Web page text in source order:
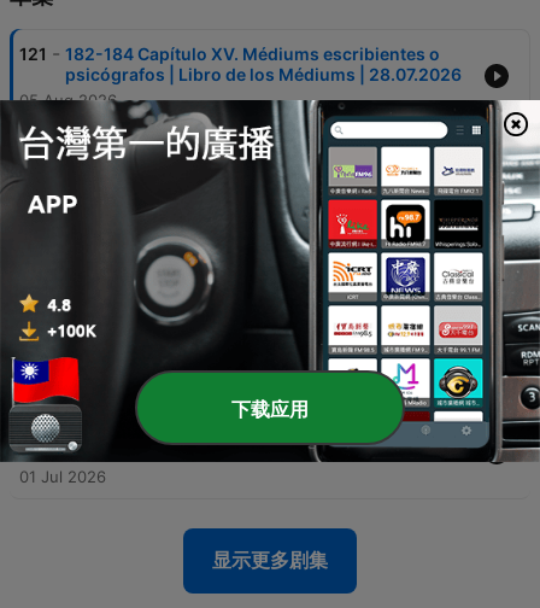
121 - 182-184 Capítulo XV. Médiums escribientes o
psicógrafos | Libro de los Médiums | 28.07.2026
05 Aug 2026
120 - 178-181 Capítulo XV. Médiums escribientes o
psicógrafos | Libro de los Médiums | 21.07.2026
29 Jul 2026
172-174 Capítulo XIV. Acerca de los médiums |
Libro de los Médiums
118 - 166-168 Capítulo XIV. Acerca de los médiums |
Libro de los Médiums | 30.06.2026
08 Jul 2026
117 - 162 - 165 Capítulo XIV. Acerca de los médiums |
Libro de los Médiums | 23.06.2026
01 Jul 2026
显示更多剧集
下载应用